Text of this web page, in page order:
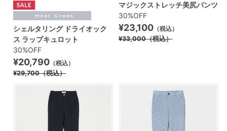
シェルタリング ドライオック
ス ラップキュロット
30%OFF
¥20,790 （税込）
¥29,700（税込）
マジックストレッチ美尻パンツ
30%OFF
¥23,100 （税込）
¥33,000（税込）